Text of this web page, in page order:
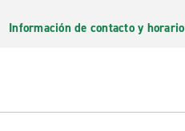
Información de contacto y horario